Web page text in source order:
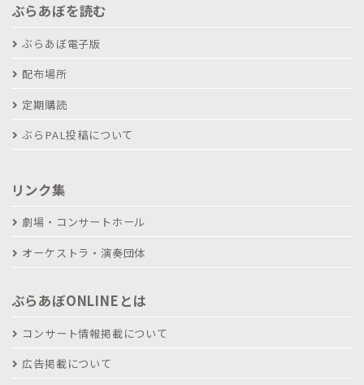
ぶらあぼを読む
ぶらあぼ電子版
配布場所
定期購読
ぶらPAL投稿について
リンク集
劇場・コンサートホール
オーケストラ・演奏団体
ぶらあぼONLINEとは
コンサート情報掲載について
広告掲載について